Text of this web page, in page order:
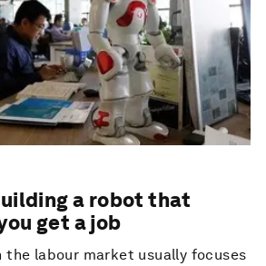
a robot that
get a job
the labour market usually focuses